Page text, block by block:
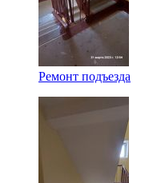
Ремонт подъезда